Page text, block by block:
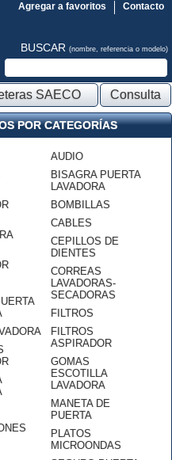
Contacto
Agregar a favoritos
BUSCAR (nombre, referencia o modelo)
SAECO Consulta
POR CATEGORÍAS
AUDIO
BISAGRA PUERTA
LAVADORA
BOMBILLAS
CABLES
CEPILLOS DE
DIENTES
CORREAS
LAVADORAS-
SECADORAS
FILTROS
FILTROS
ASPIRADOR
GOMAS
ESCOTILLA
LAVADORA
MANETA DE
PUERTA
PLATOS
MICROONDAS